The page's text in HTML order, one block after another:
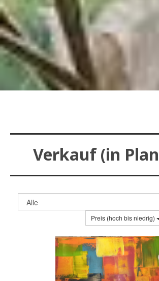
Verkauf (in
Preis (hoch bis niedrig)